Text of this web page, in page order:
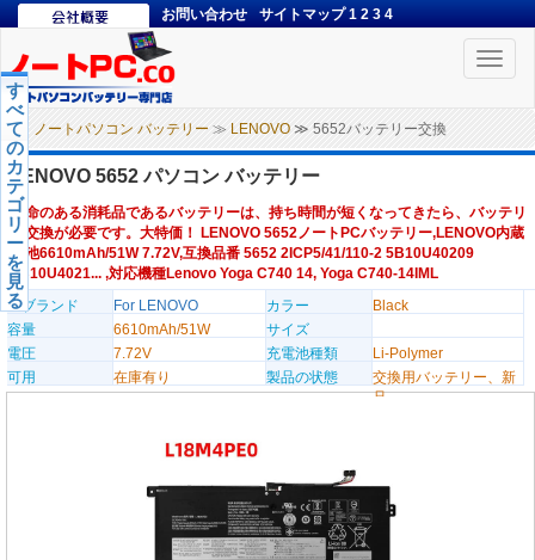
お問い合わせ サイトマップ 1 2 3 4
Toggle
ノートパソコン バッテリー ≫ LENOVO ≫ 5652バッテリー交換
す
べ
て
の
カ
テ
ゴ
リ
ー
を
見
る
LENOVO 5652 パソコン バッテリー
寿命のある消耗品であるバッテリーは、持ち時間が短くなってきたら、バッテリ
ー交換が必要です。大特価！ LENOVO 5652ノートPCバッテリー,LENOVO内蔵
電池6610mAh/51W 7.72V,互換品番 5652 2ICP5/41/110-2 5B10U40209
5B10U4021... ,対応機種Lenovo Yoga C740 14, Yoga C740-14IML
のブランド
For LENOVO カラー
Black
容量
6610mAh/51W
サイズ
電圧
7.72V 充電池種類
Li-Polymer
可用
在庫有り 製品の状態
交換用バッテリー、新
品